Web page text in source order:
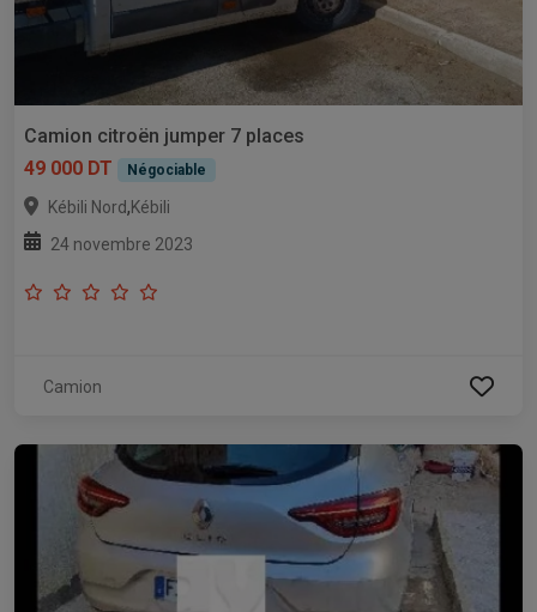
Camion citroën jumper 7 places
49 000 DT
Négociable
Kébili Nord,Kébili
24 novembre 2023
Camion